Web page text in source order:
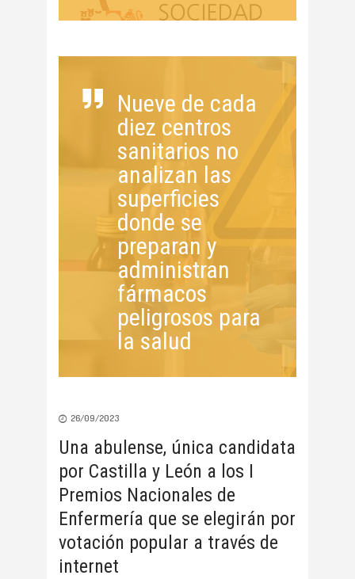
Nueve de cada
diez centros
sanitarios no
analizan las
superficies
donde se
preparan y
administran
fármacos
peligrosos para
la salud
26/09/2023
Una abulense, única candidata
por Castilla y León a los I
Premios Nacionales de
Enfermería que se elegirán por
votación popular a través de
internet